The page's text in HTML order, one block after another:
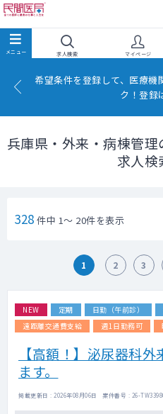
求人検索 マイページ
希望条件を登録して、医療機
ク！登録
兵庫県・外来・病棟管
求人検
328 件中 1～ 20件を表示
1 2 3
NEW 定期 日勤（午前診）
遠距離交通費支給
週1日勤務可
【高額！】泌尿器科
ます。
掲載更新日 : 2026年08月06日 案件番号 : 26-